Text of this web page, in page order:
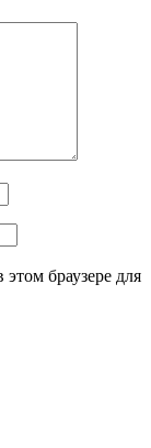
браузере для